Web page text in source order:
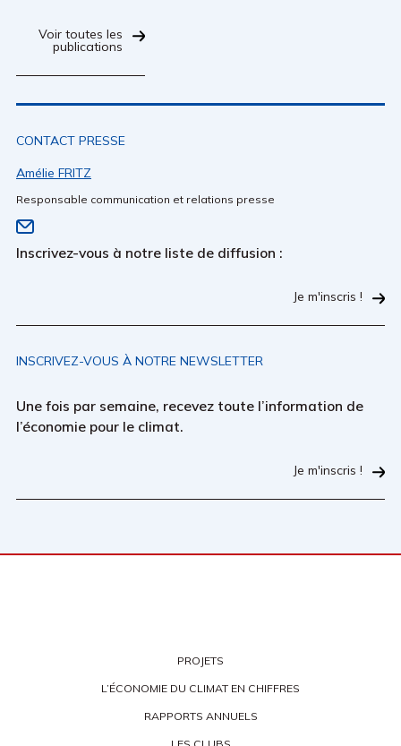
Voir toutes les
publications
CONTACT PRESSE
Amélie FRITZ
Responsable communication et relations presse
Inscrivez-vous à notre liste de diffusion :
Je m'inscris !
INSCRIVEZ-VOUS À NOTRE NEWSLETTER
Une fois par semaine, recevez toute l’information de
l’économie pour le climat.
Je m'inscris !
PROJETS
L’ÉCONOMIE DU CLIMAT EN CHIFFRES
RAPPORTS ANNUELS